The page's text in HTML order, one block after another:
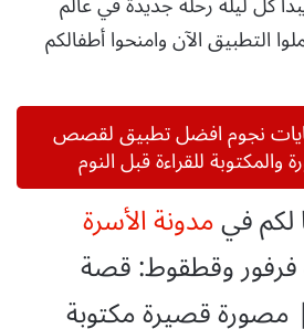
التطبيق الآن وامنحوا أطفالكم
نجوم افضل تطبيق لقصص
والمكتوبة للقراءة قبل النوم
لكم فيمدونة الأسرة
وقطقوط: قصة
مصورة قصيرة مكتوبة